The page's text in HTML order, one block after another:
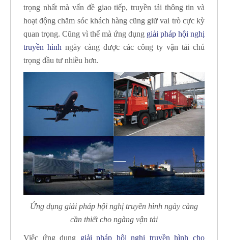
trọng nhất mà vấn đề giao tiếp, truyền tải thông tin và
hoạt động chăm sóc khách hàng cũng giữ vai trò cực kỳ
quan trọng. Cũng vì thế mà ứng dụng giải pháp hội nghị
truyền hình ngày càng được các công ty vận tải chú
trọng đầu tư nhiều hơn.
Ứng dụng giải pháp hội nghị truyền hình ngày càng
cần thiết cho ngàng vận tải
Việc ứng dụng giải pháp hội nghị truyền hình cho